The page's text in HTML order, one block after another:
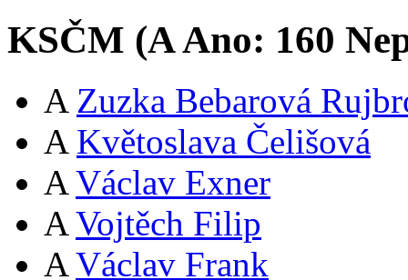
KSČM (AAno: 160
A Zuzka Bebarová
A Květoslava Čelišová
A Václav Exner
A Vojtěch Filip
A Václav Frank